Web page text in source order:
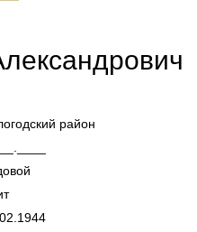
район